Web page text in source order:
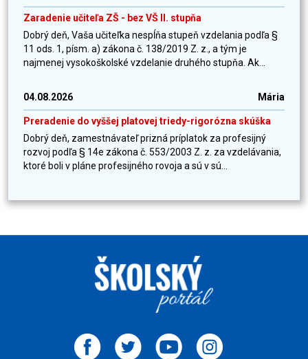
Zaradenie učiteľa ZŠ - bez VŠ II. stupňa
Dobrý deň, Vaša učiteľka nespĺňa stupeň vzdelania podľa §
11 ods. 1, písm. a) zákona č. 138/2019 Z. z., a tým je
najmenej vysokoškolské vzdelanie druhého stupňa. Ak...
04.08.2026 Mária
Preradenie do vyššej platovej triedy-rigorózna skúška
Dobrý deň, zamestnávateľ prizná príplatok za profesijný
rozvoj podľa § 14e zákona č. 553/2003 Z. z. za vzdelávania,
ktoré boli v pláne profesijného rovoja a sú v sú...